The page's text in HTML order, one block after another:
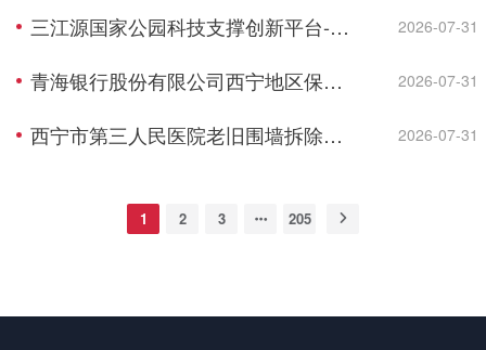
三江源国家公园科技支撑创新平台-青藏高原国家种质资源库保藏区工艺设备采购设备采购招标公告 2026-07-31
青海银行股份有限公司西宁地区保安服务项目招标公告 2026-07-31
西宁市第三人民医院老旧围墙拆除并实施新建围墙项目询比采购公告 2026-07-31
1 2 3 205